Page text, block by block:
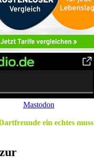
0%
Complete
Mastodon
ein echtes muss